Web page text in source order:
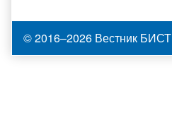
© 2016–2026 Вестник БИСТ